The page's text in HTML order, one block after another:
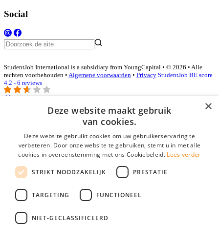
Social
StudentJob International is a subsidiary from YoungCapital • © 2026 • Alle
rechten voorbehouden • Algemene voorwaarden • Privacy StudentJob BE score
4.2 - 6 reviews
E-mail*
Wachtwoord
login gegevens onthouden
login
Bedrijf aanmelden
×
Deze website maakt gebruik
van cookies.
Deze website gebruikt cookies om uw gebruikerservaring te
verbeteren. Door onze website te gebruiken, stemt u in met alle
cookies in overeenstemming met ons Cookiebeleid. Lees verder
STRIKT NOODZAKELIJK PRESTATIE
TARGETING FUNCTIONEEL
NIET-GECLASSIFICEERD